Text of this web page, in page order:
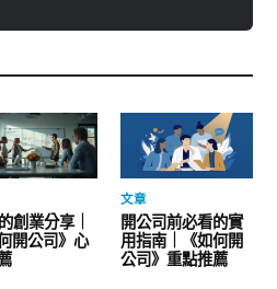
創業分享｜
開公司》心
文章
開公司前必看的實
用指南｜《如何開
公司》重點推薦